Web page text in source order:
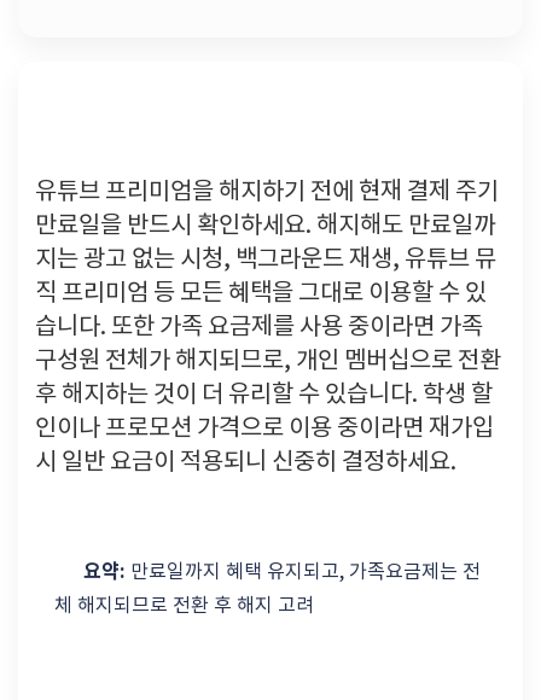
유튜브 프리미엄을 해지하기 전에 현재 결제 주기
만료일을 반드시 확인하세요. 해지해도 만료일까
지는 광고 없는 시청, 백그라운드 재생, 유튜브 뮤
직 프리미엄 등 모든 혜택을 그대로 이용할 수 있
습니다. 또한 가족 요금제를 사용 중이라면 가족
구성원 전체가 해지되므로, 개인 멤버십으로 전환
후 해지하는 것이 더 유리할 수 있습니다. 학생 할
인이나 프로모션 가격으로 이용 중이라면 재가입
시 일반 요금이 적용되니 신중히 결정하세요.
요약: 만료일까지 혜택 유지되고, 가족요금제는 전
체 해지되므로 전환 후 해지 고려